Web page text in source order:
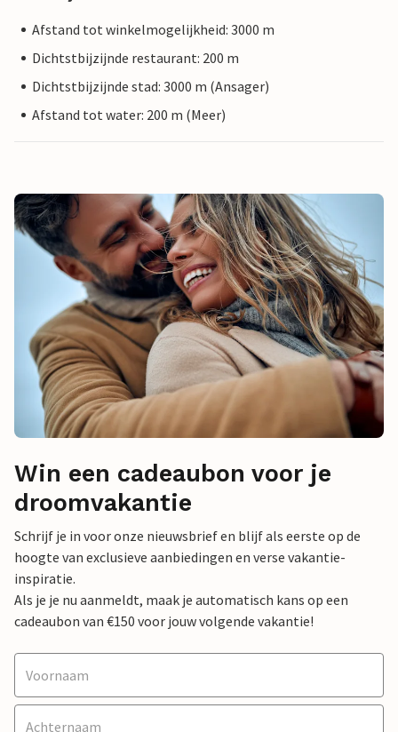
Afstand tot winkelmogelijkheid: 3000 m
Dichtstbijzijnde restaurant: 200 m
Dichtstbijzijnde stad: 3000 m (Ansager)
Afstand tot water: 200 m (Meer)
Win een cadeaubon voor je
droomvakantie
Schrijf je in voor onze nieuwsbrief en blijf als eerste op de
hoogte van exclusieve aanbiedingen en verse vakantie-
inspiratie.
Als je je nu aanmeldt, maak je automatisch kans op een
cadeaubon van €150 voor jouw volgende vakantie!